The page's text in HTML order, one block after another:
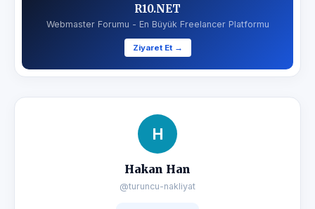
R10.NET
Webmaster Forumu - En Büyük Freelancer Platformu
Ziyaret Et →
H
Hakan Han
@turuncu-nakliyat